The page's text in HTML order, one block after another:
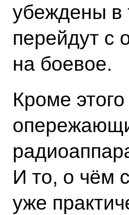
убеждены в
перейдут с
на боевое.
Кроме
И то, о чём
уже